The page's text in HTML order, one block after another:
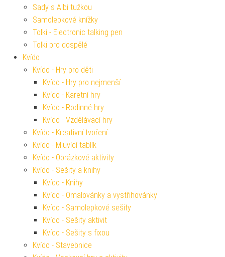
Sady s Albi tužkou
Samolepkové knížky
Tolki - Electronic talking pen
Tolki pro dospělé
Kvído
Kvído - Hry pro děti
Kvído - Hry pro nejmenší
Kvído - Karetní hry
Kvído - Rodinné hry
Kvído - Vzdělávací hry
Kvído - Kreativní tvoření
Kvído - Mluvící tablík
Kvído - Obrázkové aktivity
Kvído - Sešity a knihy
Kvído - Knihy
Kvído - Omalovánky a vystřihovánky
Kvído - Samolepkové sešity
Kvído - Sešity aktivit
Kvído - Sešity s fixou
Kvído - Stavebnice